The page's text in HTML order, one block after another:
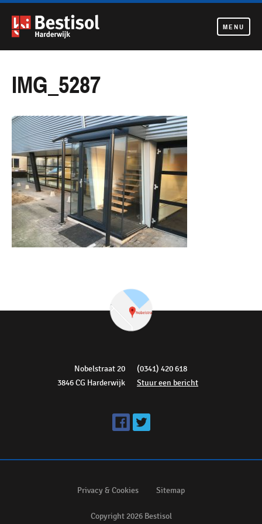
Navigatie
MENU
IMG_5287
Nobelstraat 20
3846 CG Harderwijk
(0341) 420 618
Stuur een bericht
Copyright 2026 Bestisol
Privacy & Cookies Sitemap